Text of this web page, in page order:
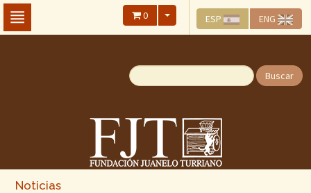
Skip
The
ESP ENG
0
Buscar
Noticias